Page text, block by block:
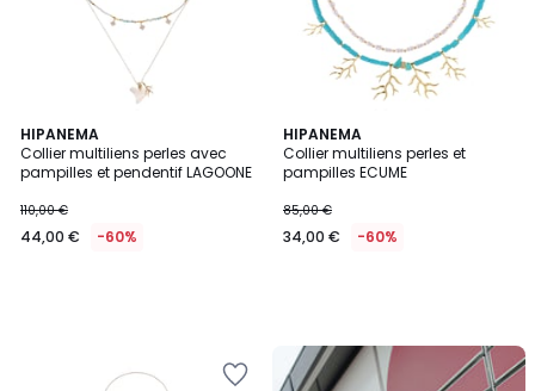
HIPANEMA
Collier multiliens perles avec
pampilles et pendentif LAGOONE
110,00 €
44,00 € -60%
HIPANEMA
Collier multiliens perles et
pampilles ECUME
85,00 €
34,00 € -60%
Nouveau